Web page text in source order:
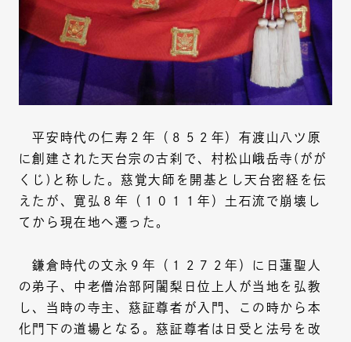
平安時代の仁寿２年（８５２年）有渡山八ツ原
に創建された天台宗の古刹で、村松山峨岳寺(がが
くじ)と称した。慈覚大師を開基とし天台密経を伝
えたが、寛弘８年（１０１１年）土石流で崩壊し
てから現在地へ遷った。
鎌倉時代の文永９年（１２７２年）に日蓮聖人
の弟子、中老僧治部阿闍梨日位上人が当地を弘教
し、当時の寺主、慈証尊者が入門、この時から本
化門下の道場となる。慈証尊者は日受と法号を改